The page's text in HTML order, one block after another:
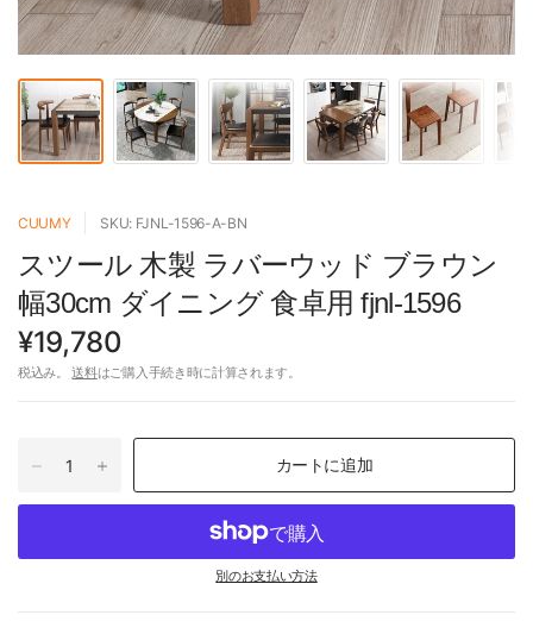
CUUMY SKU: FJNL-1596-A-BN
スツール 木製 ラバーウッド ブラウン
幅30cm ダイニング 食卓用 fjnl-1596
¥19,780
税込み。送料はご購入手続き時に計算されます。
カートに追加
別のお支払い方法